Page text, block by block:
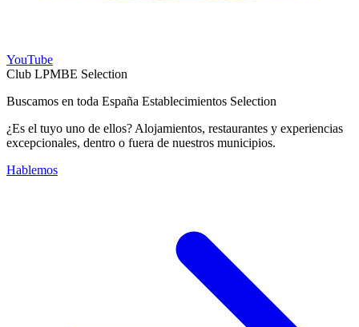
YouTube
Club LPMBE Selection
Buscamos en toda España Establecimientos Selection
¿Es el tuyo uno de ellos? Alojamientos, restaurantes y experiencias
excepcionales, dentro o fuera de nuestros municipios.
Hablemos